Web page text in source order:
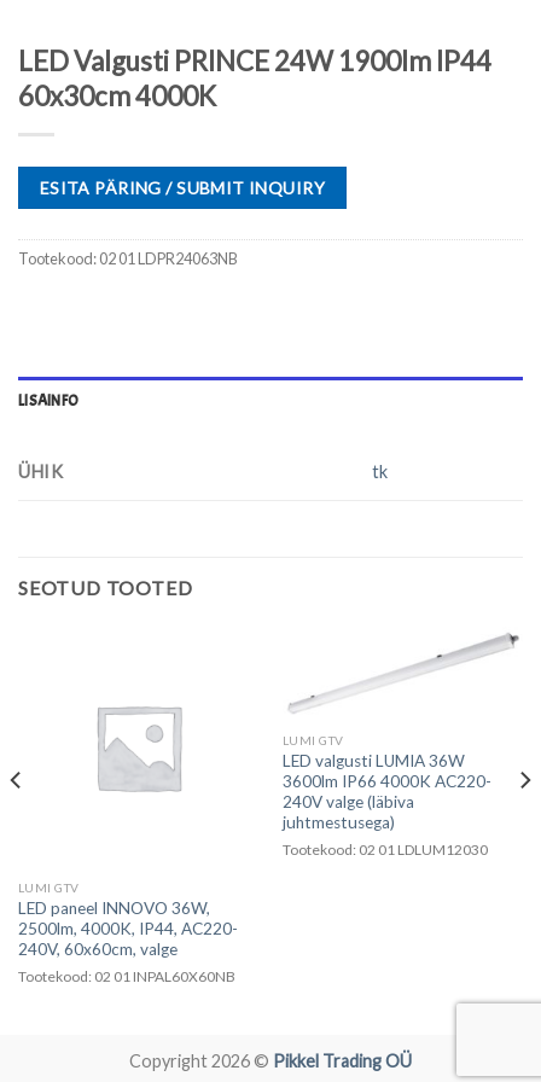
LED Valgusti PRINCE 24W 1900lm IP44
60x30cm 4000K
ESITA PÄRING / SUBMIT INQUIRY
Tootekood:02 01 LDPR24063NB
LISAINFO
ÜHIK tk
SEOTUD TOOTED
LUMI GTV
LED paneel INNOVO 36W,
2500lm, 4000K, IP44, AC220-
240V, 60x60cm, valge
Tootekood: 02 01 INPAL60X60NB
LUMI GTV
LED valgusti LUMIA 36W
3600lm IP66 4000K AC220-
240V valge (läbiva
juhtmestusega)
Tootekood: 02 01 LDLUM12030
Copyright 2026 © Pikkel Trading OÜ